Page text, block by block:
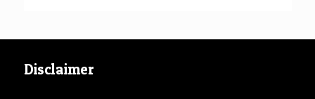
Disclaimer